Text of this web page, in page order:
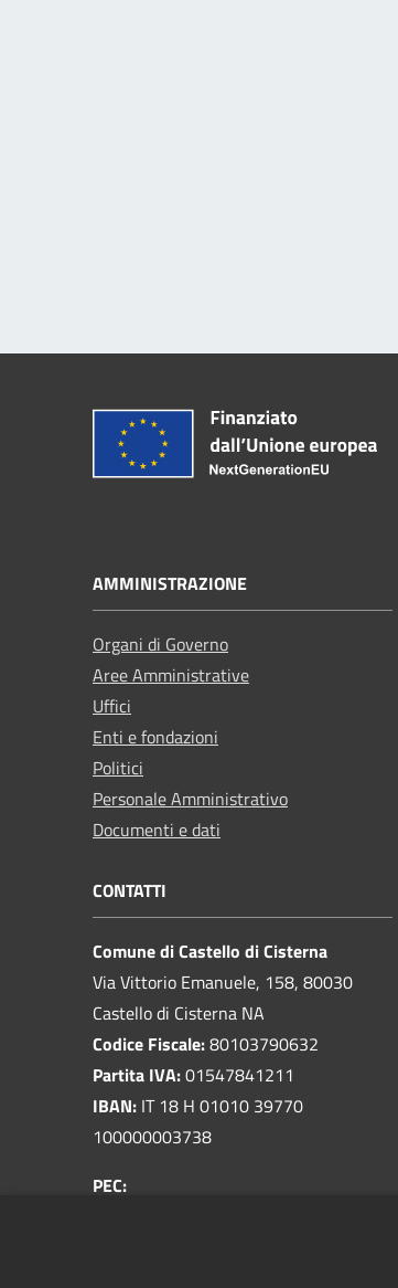
AMMINISTRAZIONE
Organi di Governo
Aree Amministrative
Uffici
Enti e fondazioni
Politici
Personale Amministrativo
Documenti e dati
CONTATTI
Comune di Castello di Cisterna
Via Vittorio Emanuele, 158, 80030
Castello di Cisterna NA
Codice Fiscale:80103790632
Partita IVA:01547841211
IBAN: IT 18 H 01010 39770
100000003738
PEC: